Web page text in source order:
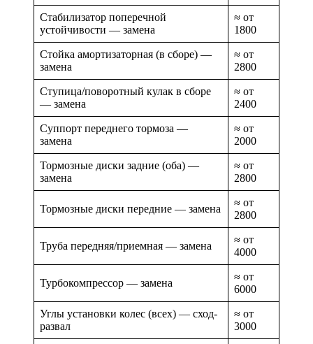
Стабилизатор поперечной
устойчивости — замена
≈ от
1800
Стойка амортизаторная (в сборе) —
замена
≈ от
2800
Ступица/поворотный кулак в сборе
— замена
≈ от
2400
Суппорт переднего тормоза —
замена
≈ от
2000
Тормозные диски задние (оба) —
замена
≈ от
2800
Тормозные диски передние — замена
≈ от
2800
Труба передняя/приемная — замена
≈ от
4000
Турбокомпрессор — замена
≈ от
6000
Углы установки колес (всех) — сход-
развал
≈ от
3000